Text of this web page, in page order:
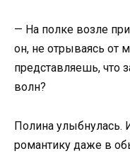
— На полке возле
он, не отрываясь от
представляешь, что
волн?
Полина улыбнулась.
романтику даже в